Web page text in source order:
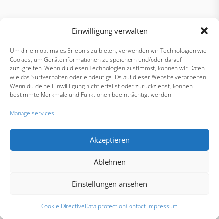
Einwilligung verwalten
Um dir ein optimales Erlebnis zu bieten, verwenden wir Technologien wie
Cookies, um Geräteinformationen zu speichern und/oder darauf
zuzugreifen. Wenn du diesen Technologien zustimmst, können wir Daten
wie das Surfverhalten oder eindeutige IDs auf dieser Website verarbeiten.
Wenn du deine Einwillligung nicht erteilst oder zurückziehst, können
bestimmte Merkmale und Funktionen beeinträchtigt werden.
Manage services
Akzeptieren
Ablehnen
Einstellungen ansehen
Cookie DirectiveData protectionContact Impressum